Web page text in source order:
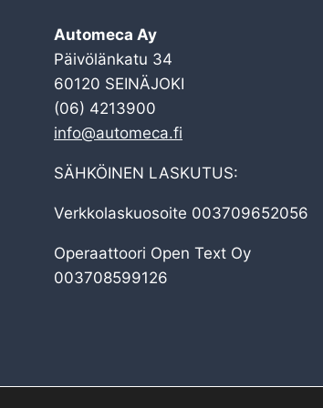
Automeca Ay
Päivölänkatu 34
60120 SEINÄJOKI
(06) 4213900
info@automeca.fi
SÄHKÖINEN LASKUTUS:
Verkkolaskuosoite 003709652056
Operaattoori Open Text Oy
003708599126